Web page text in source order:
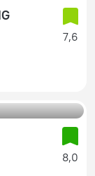
7,6
8,0